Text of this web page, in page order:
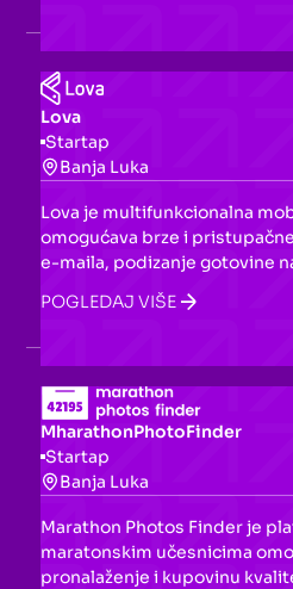
commerce tržišta u BiH i
Lova
Startap
Banja Luka
Lova je multifunkcionalna
omogućava brze i
e-maila, podizanje gotovine
bankomatima, te plaćanje
telefona. Funkcioniše kao
kriptovalutama.
POGLEDAJ VIŠE
MharathonPhotoFinder
Startap
Banja Luka
Marathon Photos Finder je
maratonskim učesnicima
pronalaženje i kupovinu